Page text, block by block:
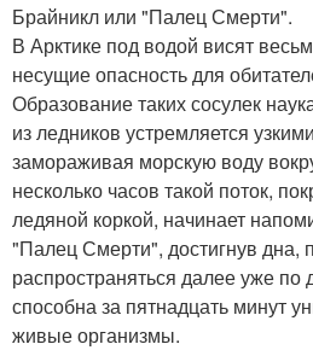
Брайникл или "Палец Смерти".
В Арктике под водой висят
несущие опасность для
Образование таких сосулек
из ледников устремляется
замораживая морскую воду
несколько часов такой поток,
ледяной коркой, начинает
"Палец Смерти", достигнув дна,
распространяться далее уже по
способна за пятнадцать минут
живые организмы.